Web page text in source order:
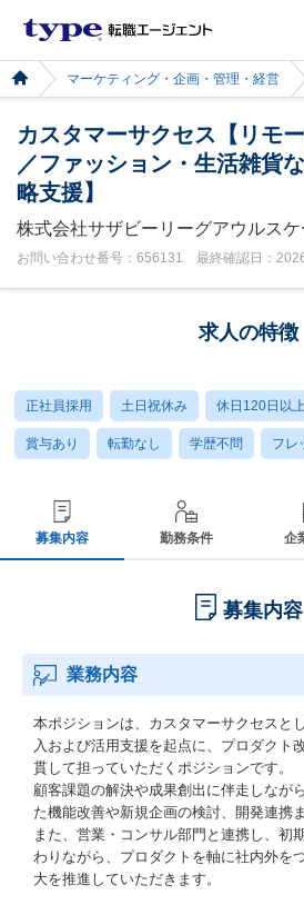
マーケティング・企画・管理・経営
カスタマーサクセス【リモ
／ファッション・生活雑貨
略支援】
株式会社サザビーリーグアウルス
お問い合わせ番号：656131 最終確認日：
求人の特徴
正社員採用 土日祝休み 休日120日以上
賞与あり 転勤なし 学歴不問 フレ
募集内容 勤務条件 企
募集内容
業務内容
本ポジションは、カスタマーサクセスと
入および活用支援を起点に、プロダクト
貫して担っていただくポジションです。
顧客課題の解決や成果創出に伴走しなが
た機能改善や新規企画の検討、開発連携
また、営業・コンサル部門と連携し、初
わりながら、プロダクトを軸に社内外を
大を推進していただきます。